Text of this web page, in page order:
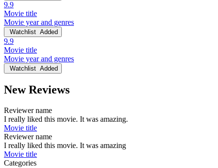
9.9
Movie title
Movie year and genres
Watchlist Added
9.9
Movie title
Movie year and genres
Watchlist Added
New Reviews
Reviewer name
I really liked this movie. It was amazing.
Movie title
Reviewer name
I really liked this movie. It was amazing
Movie title
Categories